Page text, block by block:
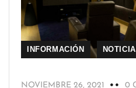
INFORMACIÓN
NOVIEMBRE 26, 2021 0